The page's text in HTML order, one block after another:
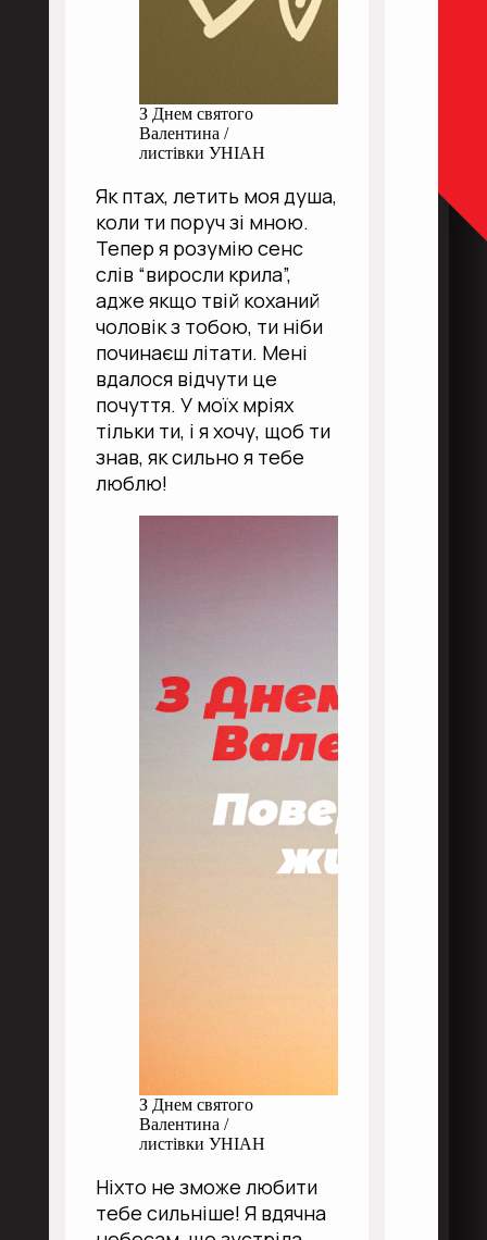
З Днем святого
Валентина /
листівки УНІАН
Як птах, летить моя душа,
коли ти поруч зі мною.
Тепер я розумію сенс
слів “виросли крила”,
адже якщо твій коханий
чоловік з тобою, ти ніби
починаєш літати. Мені
вдалося відчути це
почуття. У моїх мріях
тільки ти, і я хочу, щоб ти
знав, як сильно я тебе
люблю!
З Днем святого
Валентина /
листівки УНІАН
Ніхто не зможе любити
тебе сильніше! Я вдячна